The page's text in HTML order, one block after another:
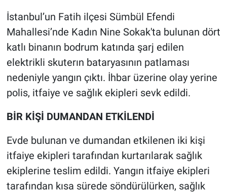
İstanbul’un Fatih ilçesi Sümbül Efendi
Mahallesi’nde Kadın Nine Sokak'ta bulunan dört
katlı binanın bodrum katında şarj edilen
elektrikli skuterın bataryasının patlaması
nedeniyle yangın çıktı. İhbar üzerine olay yerine
polis, itfaiye ve sağlık ekipleri sevk edildi.
BİR KİŞİ DUMANDAN ETKİLENDİ
Evde bulunan ve dumandan etkilenen iki kişi
itfaiye ekipleri tarafından kurtarılarak sağlık
ekiplerine teslim edildi. Yangın itfaiye ekipleri
tarafından kısa sürede söndürülürken, sağlık
Gündem Özel
Günün görüntüsü
Haber
Koronavirüs
Kültür Sanat